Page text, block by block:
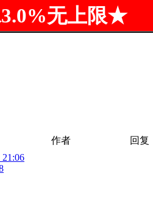
无上限★
作者 回复
21:06